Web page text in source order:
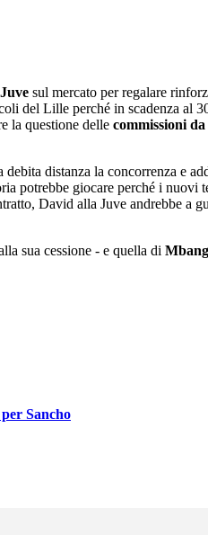
Juve sul mercato per regalare
del Lille perché in scadenza al
la questione delle commissioni
distanza la concorrenza e
potrebbe giocare perché i nuovi
David alla Juve andrebbe a
sua cessione - e quella di
Sancho